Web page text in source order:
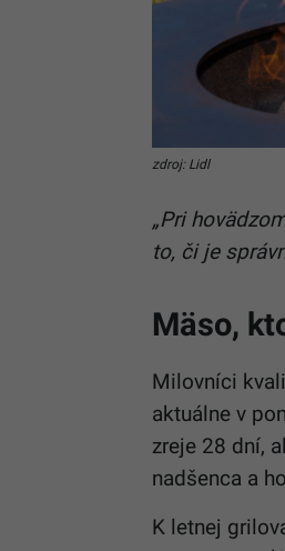
zdroj: Lidl
„Pri
to, či je
Mäso,
Milovníci
aktuálne v
zreje 28 dní,
nadšenca a
K letnej